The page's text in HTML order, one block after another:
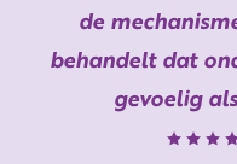
de
behandelt dat
gevoelig